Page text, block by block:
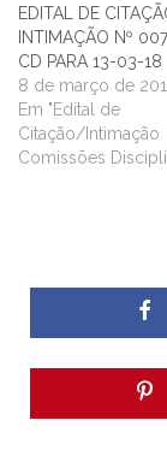
EDITAL DE
INTIMAÇÃO Nº
CD PARA 13-03-18
8 de março de
Em "Edital de
Citação/Intimação
Comissões